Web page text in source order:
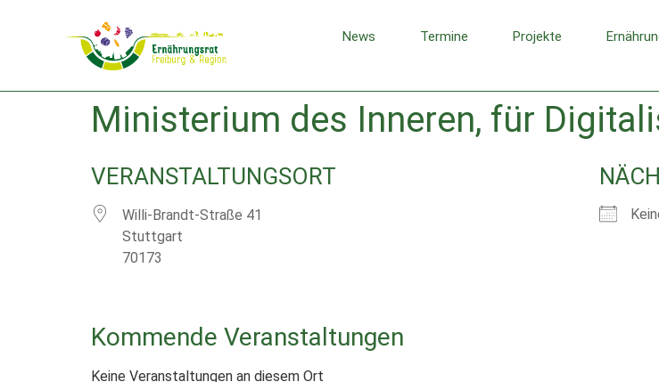
News Termine Projekte
Ministerium des Inneren, für
VERANSTALTUNGSORT
Willi-Brandt-Straße 41
Stuttgart
70173
Kommende Veranstaltungen
Keine Veranstaltungen an diesem Ort